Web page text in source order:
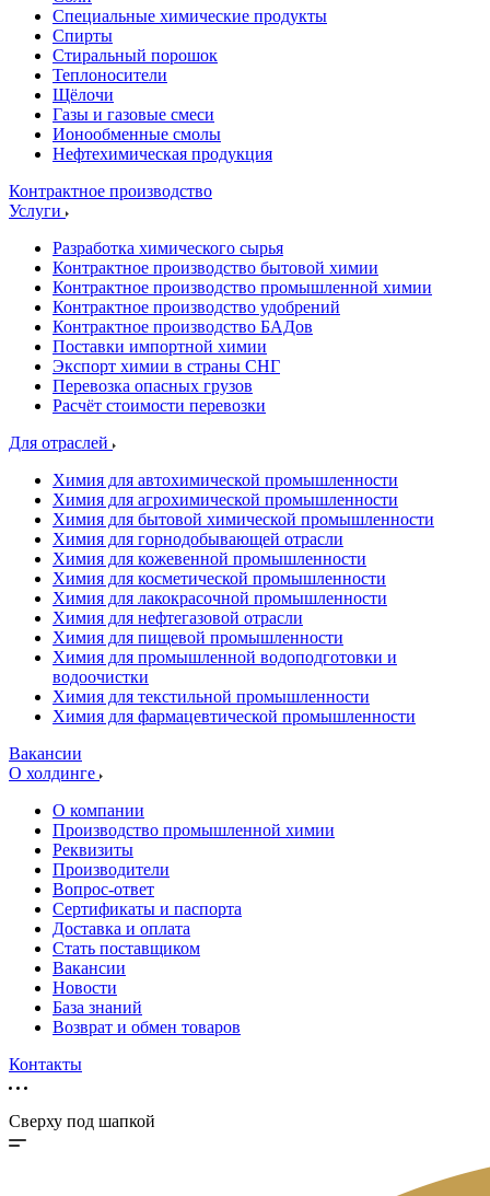
Специальные химические продукты
Спирты
Стиральный порошок
Теплоносители
Щёлочи
Газы и газовые смеси
Ионообменные смолы
Нефтехимическая продукция
Контрактное производство
Услуги
Разработка химического сырья
Контрактное производство бытовой химии
Контрактное производство промышленной химии
Контрактное производство удобрений
Контрактное производство БАДов
Поставки импортной химии
Экспорт химии в страны СНГ
Перевозка опасных грузов
Расчёт стоимости перевозки
Для отраслей
Химия для автохимической промышленности
Химия для агрохимической промышленности
Химия для бытовой химической промышленности
Химия для горнодобывающей отрасли
Химия для кожевенной промышленности
Химия для косметической промышленности
Химия для лакокрасочной промышленности
Химия для нефтегазовой отрасли
Химия для пищевой промышленности
Химия для промышленной водоподготовки и
водоочистки
Химия для текстильной промышленности
Химия для фармацевтической промышленности
Вакансии
О холдинге
О компании
Производство промышленной химии
Реквизиты
Производители
Вопрос-ответ
Сертификаты и паспорта
Доставка и оплата
Стать поставщиком
Вакансии
Новости
База знаний
Возврат и обмен товаров
Контакты
Сверху под шапкой